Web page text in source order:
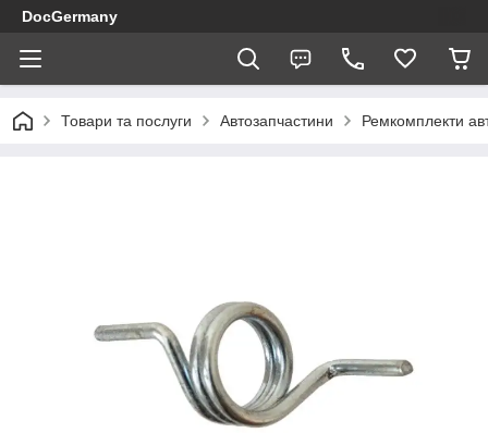
DocGermany
Товари та послуги Автозапчастини Ремкомплекти